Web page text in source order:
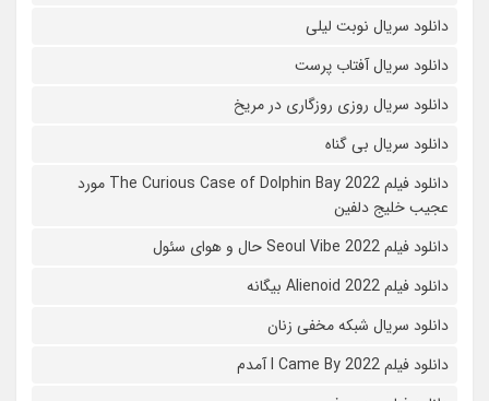
دانلود سریال نوبت لیلی
دانلود سریال آفتاب پرست
دانلود سریال روزی روزگاری در مریخ
دانلود سریال بی گناه
دانلود فیلم The Curious Case of Dolphin Bay 2022 مورد
عجیب خلیج دلفین
دانلود فیلم Seoul Vibe 2022 حال و هوای سئول
دانلود فیلم Alienoid 2022 بیگانه
دانلود سریال شبکه مخفی زنان
دانلود فیلم I Came By 2022 آمدم